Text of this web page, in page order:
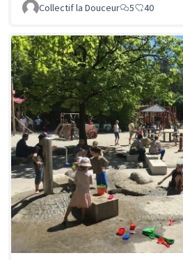
Collectif la Douceur 5 40